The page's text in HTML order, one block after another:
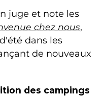
juge et note les
chez nous,
dans les
de nouveaux
des campings